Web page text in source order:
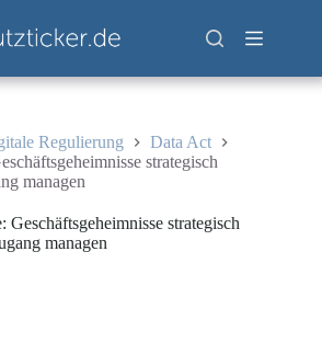
Regulierung
Data Act
strategisch
managen
strategisch
managen